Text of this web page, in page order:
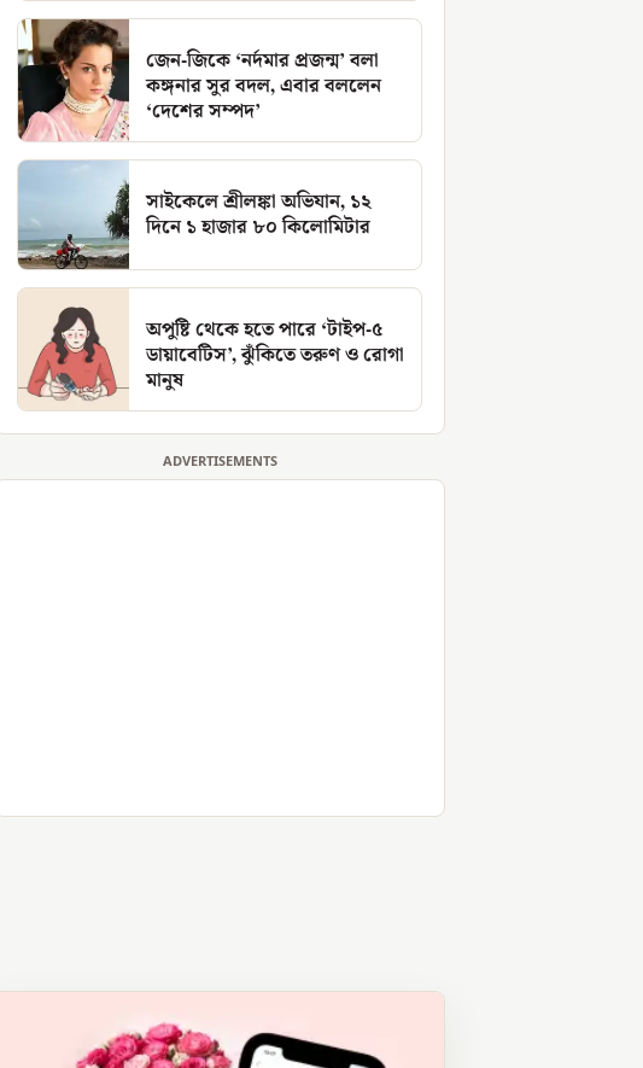
জেন-জিকে ‘নর্দমার প্রজন্ম’ বলা
কঙ্গনার সুর বদল, এবার বললেন
‘দেশের সম্পদ’
সাইকেলে শ্রীলঙ্কা অভিযান, ১২
দিনে ১ হাজার ৮০ কিলোমিটার
অপুষ্টি থেকে হতে পারে ‘টাইপ-৫
ডায়াবেটিস’, ঝুঁকিতে তরুণ ও রোগা
মানুষ
ADVERTISEMENTS